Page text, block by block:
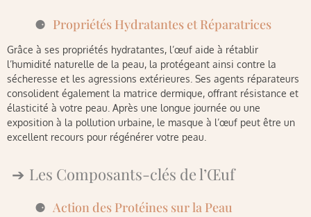
Propriétés Hydratantes et Réparatrices
Grâce à ses propriétés hydratantes, l’œuf aide à rétablir
l’humidité naturelle de la peau, la protégeant ainsi contre la
sécheresse et les agressions extérieures. Ses agents réparateurs
consolident également la matrice dermique, offrant résistance et
élasticité à votre peau. Après une longue journée ou une
exposition à la pollution urbaine, le masque à l’œuf peut être un
excellent recours pour régénérer votre peau.
Les Composants-clés de l’Œuf
Action des Protéines sur la Peau